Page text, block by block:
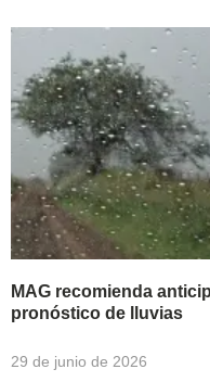
MAG recomienda
pronóstico de lluvias
29 de junio de 2026